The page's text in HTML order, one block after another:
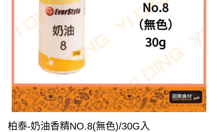
柏泰-奶油香精NO.8(無色)/30G入